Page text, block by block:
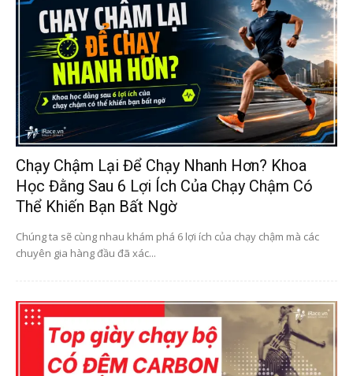
Chạy Chậm Lại Để Chạy Nhanh Hơn? Khoa
Học Đằng Sau 6 Lợi Ích Của Chạy Chậm Có
Thể Khiến Bạn Bất Ngờ
Chúng ta sẽ cùng nhau khám phá 6 lợi ích của chạy chậm mà các
chuyên gia hàng đầu đã xác...